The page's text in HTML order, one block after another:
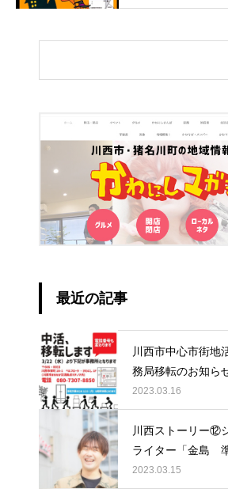
最近の記事
川西市中心市街地
務局移転のお知ら
2023.03.16
川西ストーリー⑫
ライター「金島
ま じゅんいちろ
2023.03.15